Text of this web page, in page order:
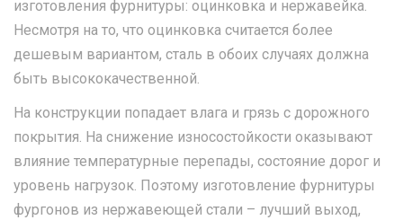
изготовления фурнитуры: оцинковка и нержавейка.
Несмотря на то, что оцинковка считается более
дешевым вариантом, сталь в обоих случаях должна
быть высококачественной.
На конструкции попадает влага и грязь с дорожного
покрытия. На снижение износостойкости оказывают
влияние температурные перепады, состояние дорог и
уровень нагрузок. Поэтому изготовление фурнитуры
фургонов из нержавеющей стали – лучший выход,